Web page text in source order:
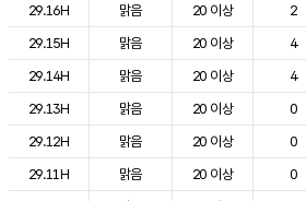
29.16H
맑음 20 이상 2
29.15H
맑음 20 이상 4
29.14H
맑음 20 이상 4
29.13H
맑음 20 이상 0
29.12H
맑음 20 이상 0
29.11H
맑음 20 이상 0